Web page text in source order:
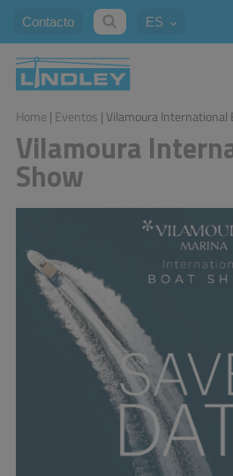
Contacto ES
Home | Eventos | Vilamoura International
Vilamoura
Show